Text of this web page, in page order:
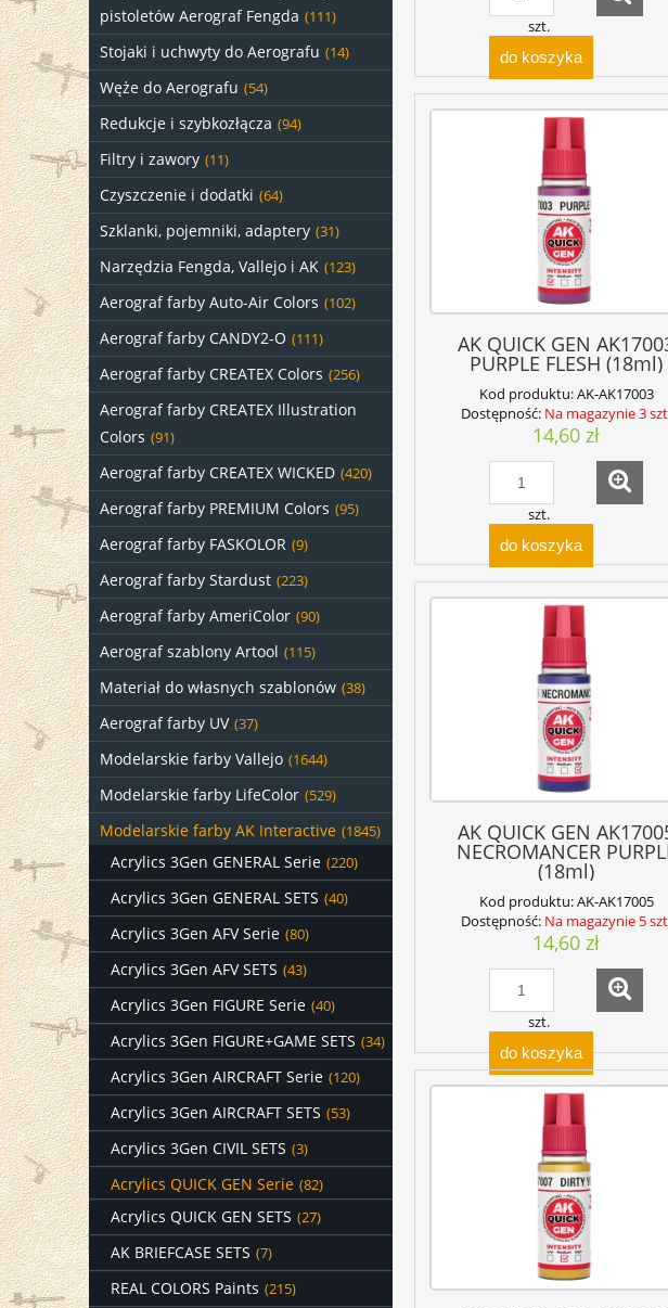
pistoletów Aerograf Fengda (111)
Stojaki i uchwyty do Aerografu (14)
Węże do Aerografu (54)
Redukcje i szybkozłącza (94)
Filtry i zawory (11)
Czyszczenie i dodatki (64)
Szklanki, pojemniki, adaptery (31)
Narzędzia Fengda, Vallejo i AK (123)
Aerograf farby Auto-Air Colors (102)
Aerograf farby CANDY2-O (111)
Aerograf farby CREATEX Colors (256)
Aerograf farby CREATEX Illustration
Colors (91)
Aerograf farby CREATEX WICKED (420)
Aerograf farby PREMIUM Colors (95)
Aerograf farby FASKOLOR (9)
Aerograf farby Stardust (223)
Aerograf farby AmeriColor (90)
Aerograf szablony Artool (115)
Materiał do własnych szablonów (38)
Aerograf farby UV (37)
Modelarskie farby Vallejo (1644)
Modelarskie farby LifeColor (529)
Modelarskie farby AK Interactive (1845)
Acrylics 3Gen GENERAL Serie (220)
Acrylics 3Gen GENERAL SETS (40)
Acrylics 3Gen AFV Serie (80)
Acrylics 3Gen AFV SETS (43)
Acrylics 3Gen FIGURE Serie (40)
Acrylics 3Gen FIGURE+GAME SETS (34)
Acrylics 3Gen AIRCRAFT Serie (120)
Acrylics 3Gen AIRCRAFT SETS (53)
Acrylics 3Gen CIVIL SETS (3)
Acrylics QUICK GEN Serie (82)
Acrylics QUICK GEN SETS (27)
AK BRIEFCASE SETS (7)
REAL COLORS Paints (215)
szt.
do koszyka
AK QUICK GEN
PURPLE FLESH (18ml)
Kod produktu:AK-AK17003
Dostępność: Na magazynie 3
14,60 zł
szt.
do koszyka
AK QUICK GEN
NECROMANCER
(18ml)
Kod produktu:AK-AK17005
Dostępność: Na magazynie 5
14,60 zł
szt.
do koszyka